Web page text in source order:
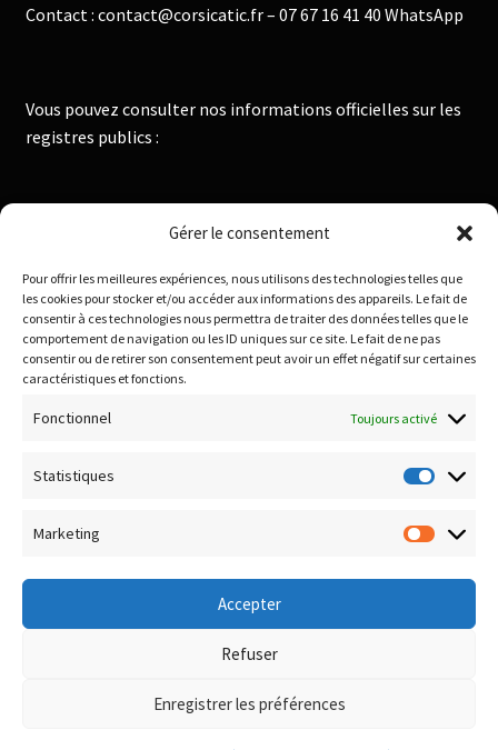
Gérer le consentement
Pour offrir les meilleures expériences, nous utilisons des technologies telles que
les cookies pour stocker et/ou accéder aux informations des appareils. Le fait de
consentir à ces technologies nous permettra de traiter des données telles que le
comportement de navigation ou les ID uniques sur ce site. Le fait de ne pas
consentir ou de retirer son consentement peut avoir un effet négatif sur certaines
caractéristiques et fonctions.
Fonctionnel Toujours activé
Statistiques
Marketing
Accepter
Refuser
Enregistrer les préférences
Contact : contact@corsicatic.fr – 07 67 16 41 40 WhatsApp
Vous pouvez consulter nos informations officielles sur les
registres publics :
Institut National de la Propriété Industrielle :
Infogreffe : https://www.infogreffe.fr
Politique de confidentialité
Conditions générales de vente
Paiement sécurisé
© Boutique Corsica TiC 2026
Politique de confidentialité
Built with WooCommerce